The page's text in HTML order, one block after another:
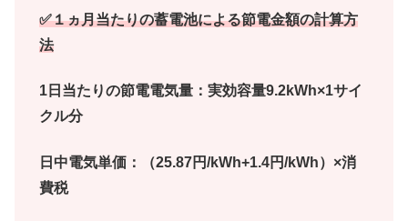
✅１ヵ月当たりの蓄電池による節電金額の計算方
法
1日当たりの節電電気量：実効容量9.2kWh×1サイ
クル分
日中電気単価：（25.87円/kWh+1.4円/kWh）×消
費税